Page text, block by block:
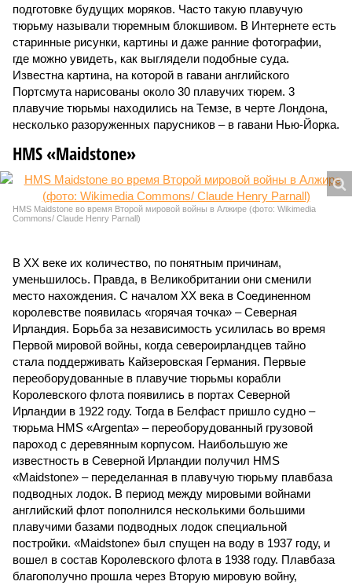
подготовке будущих моряков. Часто такую плавучую
тюрьму называли тюремным блокшивом. В Интернете есть
старинные рисунки, картины и даже ранние фотографии,
где можно увидеть, как выглядели подобные суда.
Известна картина, на которой в гавани английского
Портсмута нарисованы около 30 плавучих тюрем. 3
плавучие тюрьмы находились на Темзе, в черте Лондона,
несколько разоруженных парусников – в гавани Нью-Йорка.
HMS «Maidstone»
HMS Maidstone во время Второй мировой войны в Алжире (фото: Wikimedia
Commons/ Claude Henry Parnall)
В ХХ веке их количество, по понятным причинам,
уменьшилось. Правда, в Великобритании они сменили
место нахождения. С началом ХХ века в Соединенном
королевстве появилась «горячая точка» – Северная
Ирландия. Борьба за независимость усилилась во время
Первой мировой войны, когда североирландцев тайно
стала поддерживать Кайзеровская Германия. Первые
переоборудованные в плавучие тюрьмы корабли
Королевского флота появились в портах Северной
Ирландии в 1922 году. Тогда в Белфаст пришло судно –
тюрьма HMS «Argenta» – переоборудованный грузовой
пароход с деревянным корпусом. Наибольшую же
известность в Северной Ирландии получил HMS
«Maidstone» – переделанная в плавучую тюрьму плавбаза
подводных лодок. В период между мировыми войнами
английский флот пополнился несколькими большими
плавучими базами подводных лодок специальной
постройки. «Maidstone» был спущен на воду в 1937 году, и
вошел в состав Королевского флота в 1938 году. Плавбаза
благополучно прошла через Вторую мировую войну,